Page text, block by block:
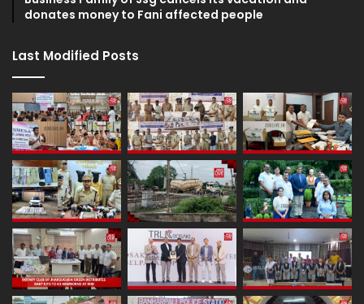
donates money to Fani affected people
Last Modified Posts